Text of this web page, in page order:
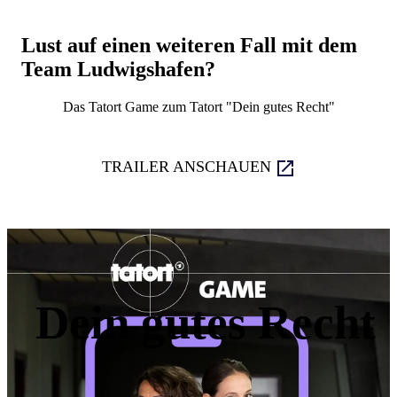
Lust auf einen weiteren Fall mit dem
Team Ludwigshafen?
Das Tatort Game zum Tatort "Dein gutes Recht"
TRAILER ANSCHAUEN
Dein gutes Recht